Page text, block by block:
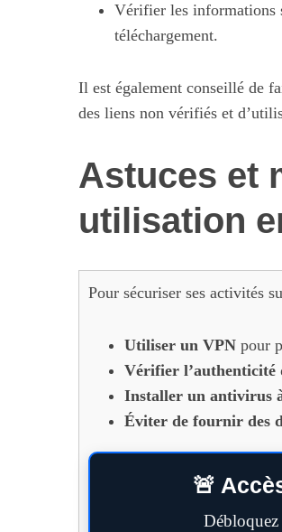
Vérifier les informations
téléchargement.
Il est également conseillé de
des liens non vérifiés et
Astuces et
utilisation
Pour sécuriser ses activités
Utiliser un VPN pour
Vérifier l’authenticité
Installer un antivirus
Éviter de fournir des
🚨
h